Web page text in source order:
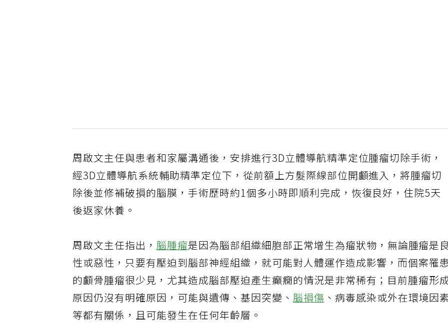
周啟文主任與患者和家屬溝通後，安排進行3D立體導航精準定位腫瘤切除手術，
經3D立體導航系統輔助精準定位下，從前額上方髮際線部位開顱進入，將腫瘤切
除後並修補破損的腦膜，手術歷時約1個多小時即順利完成，恢復良好，住院5天
後返家休養。
周啟文主任指出，腦腫瘤是因為腦部組織細胞部正常增生為瘤狀物，無論腫瘤是
性或惡性，只要有壓迫到腦部神經組織，就可能對人體運作造成影響，而個案罹患
的顱骨腫瘤很少見，尤其造成腦部壓迫產生癲癇的情況是非常稀有；目前腫瘤形
原因仍沒有明確原因，可能與遺傳、基因突變、腦損傷 、病毒感染或外在環境因素
等都有關係，且可能發生在任何年齡層。